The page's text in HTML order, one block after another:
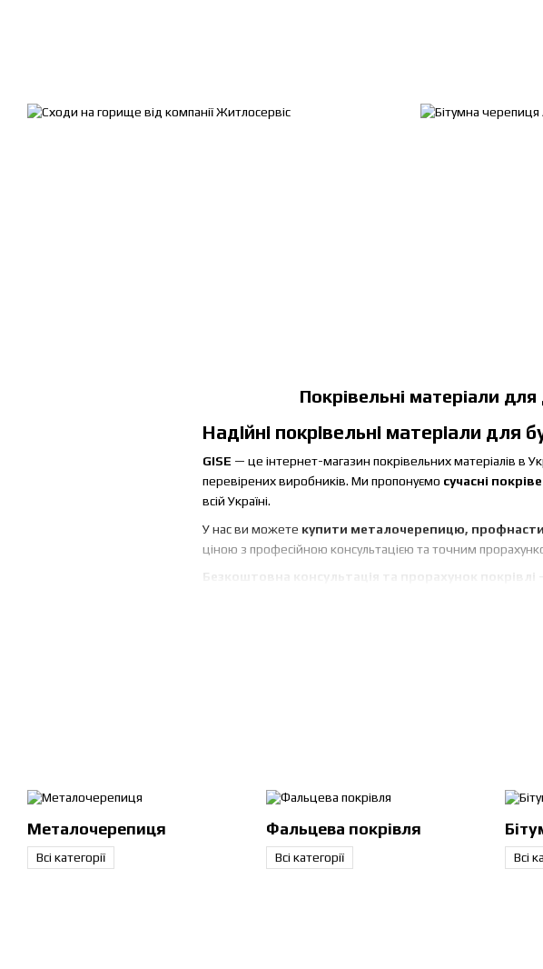
Покрівельні матеріали
Надійні покрівельні матеріали для
GISE — це інтернет-магазин покрівельних матеріалів в
перевірених виробників. Ми пропонуємо сучасні
всій Україні.
У нас ви можете купити металочерепицю,
ціною з професійною консультацією та точним
Безкоштовна консультація та прорахунок
Металочерепиця — купити
Металочерепиця— один з найкращих покрівельних
Металочерепиця
Всі категорії
Фальцева покрівля
Всі категорії Всі